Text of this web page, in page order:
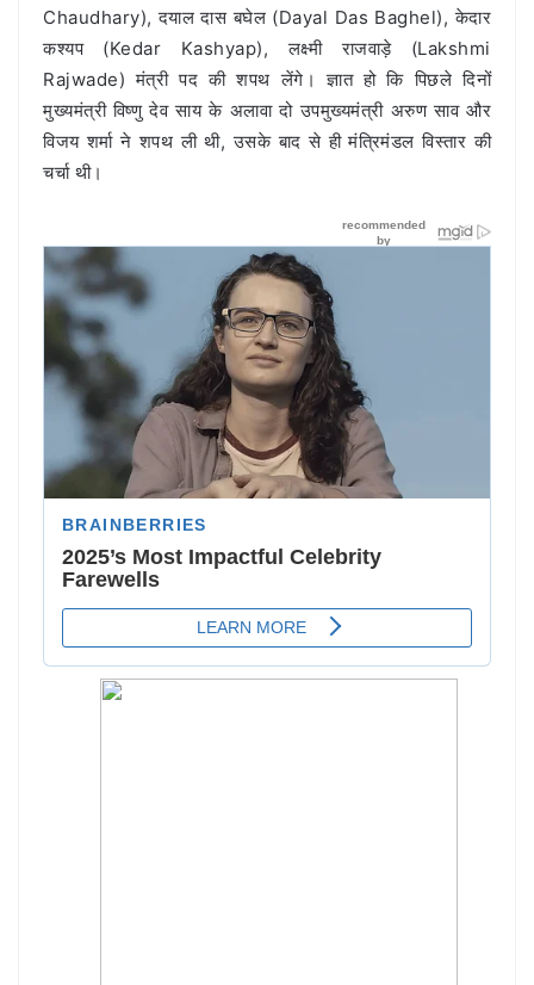
Chaudhary), दयाल दास बघेल (Dayal Das Baghel), केदार
कश्यप (Kedar Kashyap), लक्ष्मी राजवाड़े (Lakshmi
Rajwade) मंत्री पद की शपथ लेंगे। ज्ञात हो कि पिछले दिनों
मुख्यमंत्री विष्णु देव साय के अलावा दो उपमुख्यमंत्री अरुण साव और
विजय शर्मा ने शपथ ली थी, उसके बाद से ही मंत्रिमंडल विस्तार की
चर्चा थी।